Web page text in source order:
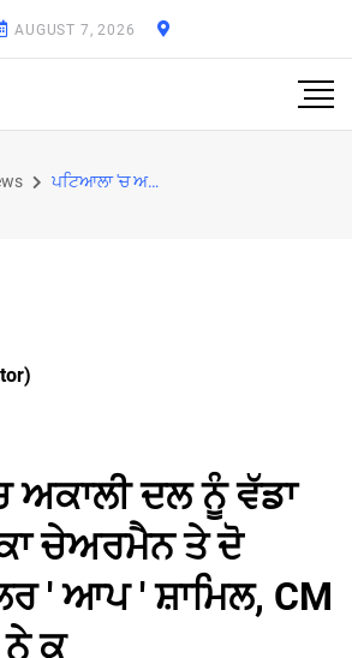
AUGUST 7, 2026
ਪਟਿਆਲਾ 'ਚ ਅਕਾਲੀ ਦਲ ਨੂੰ ਵੱਡਾ ਝਟਕਾ, ਸਾਬਕਾ ਚੇਅਰਮੈਨ ਤੇ ਦੋ ਸਾਬਕਾ ਕੌਂਸਲਰ ' ਆਪ ' ਸ਼ਾਮਿਲ, CM ਭਗਵੰਤ ਮਾਨ ਨੇ ਕ
ਅਕਾਲੀ ਦਲ ਨੂੰ ਵੱਡਾ
ਚੇਅਰਮੈਨ ਤੇ ਦੋ
' ਆਪ ' ਸ਼ਾਮਿਲ, CM
ਨੇ ਕ